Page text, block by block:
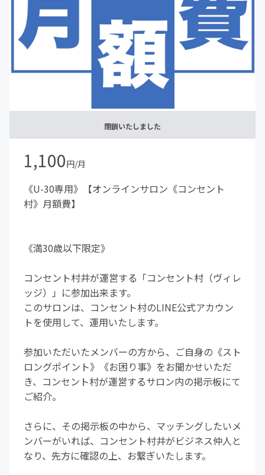
閉鎖いたしました
1,100円/月
《U-30専用》【オンラインサロン《コンセント
村》月額費】
《満30歳以下限定》
コンセント村井が運営する「コンセント村（ヴィレ
ッジ）」に参加出来ます。
このサロンは、コンセント村のLINE公式アカウン
トを使用して、運用いたします。
参加いただいたメンバーの方から、ご自身の《スト
ロングポイント》《お困り事》をお聞かせいただ
き、コンセント村が運営するサロン内の掲示板にて
ご紹介。
さらに、その掲示板の中から、マッチングしたいメ
ンバーがいれば、コンセント村井がビジネス仲人と
なり、先方に確認の上、お繋ぎいたします。